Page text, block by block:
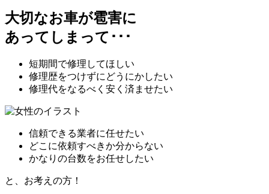
大切なお車が雹害に
あってしまって･･･
短期間で修理してほしい
修理歴をつけずにどうにかしたい
修理代をなるべく安く済ませたい
信頼できる業者に任せたい
どこに依頼すべきか分からない
かなりの台数をお任せしたい
と、お考えの方！